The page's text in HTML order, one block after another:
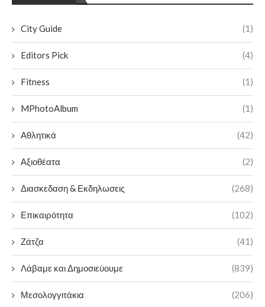
City Guide (1)
Editors Pick (4)
Fitness (1)
MPhotoAlbum (1)
Αθλητικά (42)
Αξιοθέατα (2)
Διασκεδαση & Εκδηλωσεις (268)
Επικαιρότητα (102)
Ζάτζα (41)
Λάβαμε και Δημοσιεύουμε (839)
Μεσολογγιτάκια (206)